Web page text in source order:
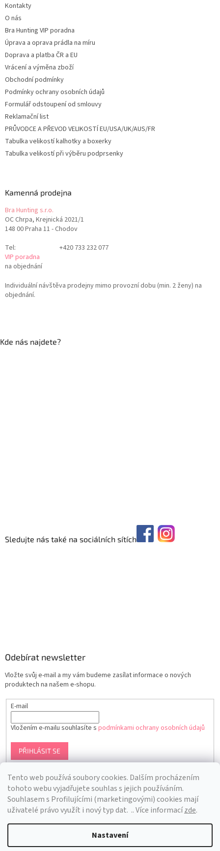
Tento web používá soubory cookies. Dalším procházením
tohoto webu vyjadřujete souhlas s jejich používáním.
Souhlasem s Profilujícími (marketingovými) cookies mají
uživatelé právo využít i nový typ dat. .. Více informacízde.
Nastavení
Kontakty
O nás
Bra Hunting VIP poradna
Úprava a oprava prádla na míru
Doprava a platba ČR a EU
Vrácení a výměna zboží
Obchodní podmínky
Podmínky ochrany osobních údajů
Formulář odstoupení od smlouvy
Reklamační list
PRŮVODCE A PŘEVOD VELIKOSTÍ EU/USA/UK/AUS/FR
Tabulka velikostí kalhotky a boxerky
Tabulka velikostí při výběru podprsenky
Kamenná prodejna
Bra Hunting s.r.o.
OC Chrpa, Krejnická 2021/1
148 00 Praha 11 - Chodov
Tel:
+420 733 232 077
VIP poradna
na objednání
Individuální návštěva prodejny mimo provozní dobu (min. 2 ženy) na
objednání.
Kde nás najdete?
Sledujte nás také na sociálních sítích
Odebírat newsletter
Vložte svůj e-mail a my vám budeme zasílat informace o nových
produktech na našem e-shopu.
E-mail
Vložením e-mailu souhlasíte s podmínkami ochrany osobních údajů
PŘIHLÁSIT SE
Vytvořil Shoptet